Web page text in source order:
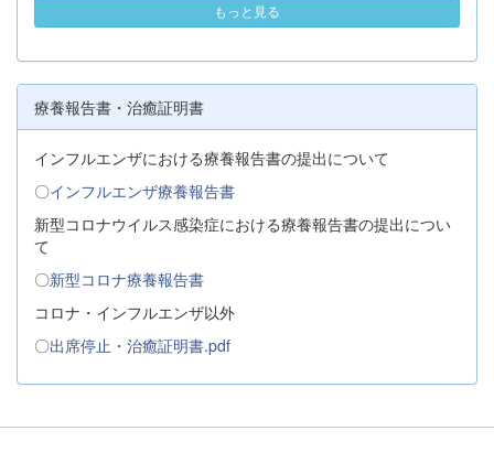
もっと見る
療養報告書・治癒証明書
インフルエンザにおける療養報告書の提出について
〇インフルエンザ療養報告書
新型コロナウイルス感染症における療養報告書の提出につい
て
〇新型コロナ療養報告書
コロナ・インフルエンザ以外
〇出席停止・治癒証明書.pdf